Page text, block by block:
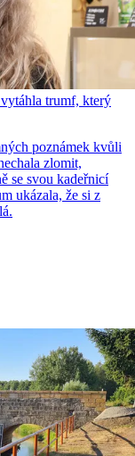
trumf, který
poznámek kvůli
zlomit,
se svou kadeřnicí
ukázala, že si z